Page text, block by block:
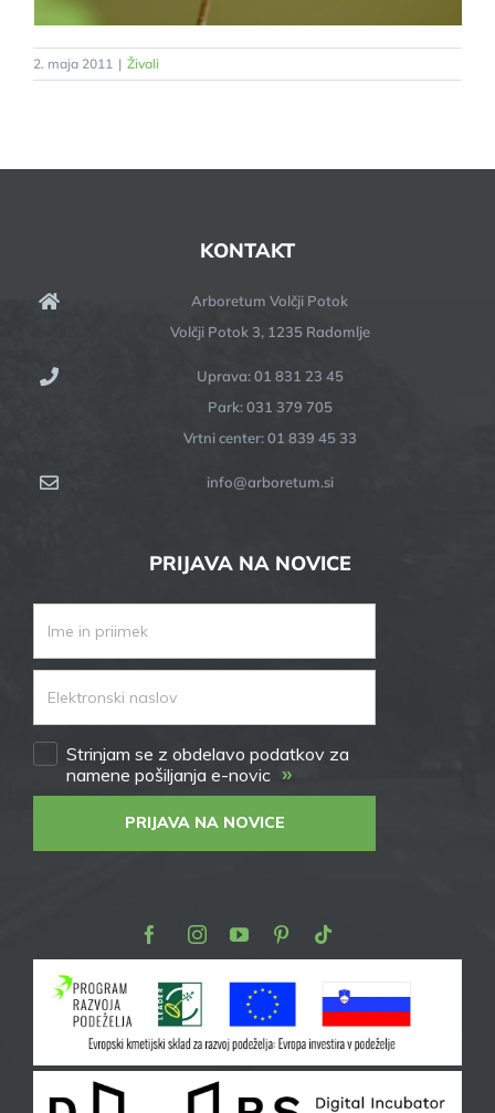
2. maja 2011 | Živali
KONTAKT
Arboretum Volčji Potok
Volčji Potok 3, 1235 Radomlje
Uprava: 01 831 23 45
Park: 031 379 705
Vrtni center: 01 839 45 33
info@arboretum.si
PRIJAVA NA NOVICE
Strinjam se z obdelavo podatkov za
namene pošiljanja e-novic »
PRIJAVA NA NOVICE
FacebookInstagram
YoutubePinterest